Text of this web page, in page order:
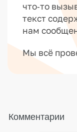
что‑то
текст
нам
Мы всё
Комментарии